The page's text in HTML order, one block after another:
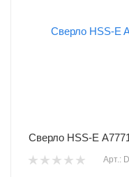
Сверло HSS-E
Арт.: